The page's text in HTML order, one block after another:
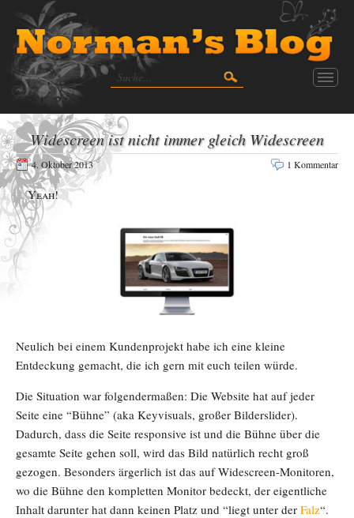
Widescreen ist nicht immer gleich Widescreen
4. Oktober 2013 1 Kommentar
Yeah!
Neulich bei einem Kundenprojekt habe ich eine kleine
Entdeckung gemacht, die ich gern mit euch teilen würde.
Die Situation war folgendermaßen: Die Website hat auf jeder
Seite eine “Bühne” (aka Keyvisuals, großer Bilderslider).
Dadurch, dass die Seite responsive ist und die Bühne über die
gesamte Seite gehen soll, wird das Bild natürlich recht groß
gezogen. Besonders ärgerlich ist das auf Widescreen-Monitoren,
wo die Bühne den kompletten Monitor bedeckt, der eigentliche
Inhalt darunter hat dann keinen Platz und “liegt unter der Falz“.